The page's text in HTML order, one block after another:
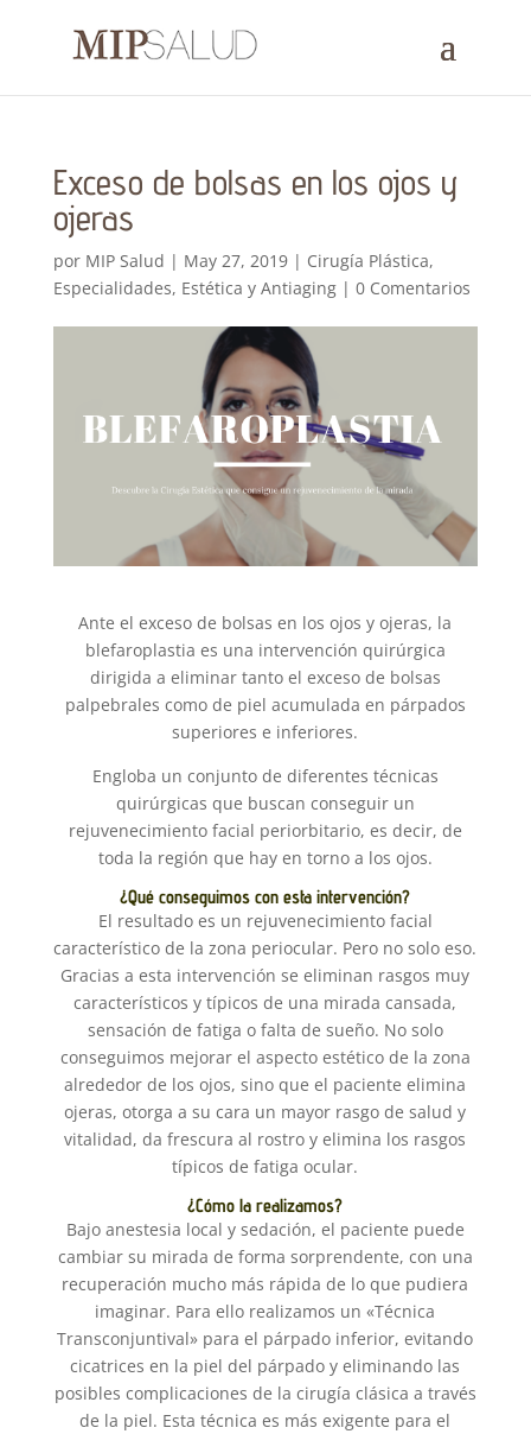
Exceso de bolsas en los ojos y
ojeras
por MIP Salud | May 27, 2019| Cirugía Plástica,
Especialidades, Estética y Antiaging| 0 Comentarios
Ante el exceso de bolsas en los ojos y ojeras, la
blefaroplastia es una intervención quirúrgica
dirigida a eliminar tanto el exceso de bolsas
palpebrales como de piel acumulada en párpados
superiores e inferiores.
Engloba un conjunto de diferentes técnicas
quirúrgicas que buscan conseguir un
rejuvenecimiento facial periorbitario, es decir, de
toda la región que hay en torno a los ojos.
¿Qué conseguimos con esta intervención?
El resultado es un rejuvenecimiento facial
característico de la zona periocular. Pero no solo eso.
Gracias a esta intervención se eliminan rasgos muy
característicos y típicos de una mirada cansada,
sensación de fatiga o falta de sueño. No solo
conseguimos mejorar el aspecto estético de la zona
alrededor de los ojos, sino que el paciente elimina
ojeras, otorga a su cara un mayor rasgo de salud y
vitalidad, da frescura al rostro y elimina los rasgos
típicos de fatiga ocular.
¿Cómo la realizamos?
Bajo anestesia local y sedación, el paciente puede
cambiar su mirada de forma sorprendente, con una
recuperación mucho más rápida de lo que pudiera
imaginar. Para ello realizamos un «Técnica
Transconjuntival» para el párpado inferior, evitando
cicatrices en la piel del párpado y eliminando las
posibles complicaciones de la cirugía clásica a través
de la piel. Esta técnica es más exigente para el